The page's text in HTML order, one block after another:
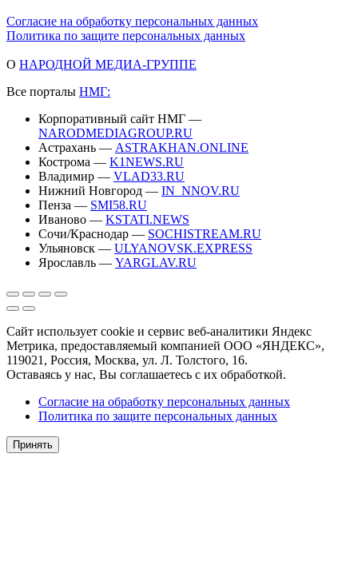
Согласие на обработку персональных данных
Политика по защите персональных данных
О НАРОДНОЙ МЕДИА-ГРУППЕ
Все порталы НМГ:
Корпоративный сайт НМГ —
NARODMEDIAGROUP.RU
Астрахань — ASTRAKHAN.ONLINE
Кострома — K1NEWS.RU
Владимир — VLAD33.RU
Нижний Новгород — IN_NNOV.RU
Пенза — SMI58.RU
Иваново — KSTATI.NEWS
Сочи/Краснодар — SOCHISTREAM.RU
Ульяновск — ULYANOVSK.EXPRESS
Ярославль — YARGLAV.RU
Сайт использует cookie и сервис веб-аналитики Яндекс
Метрика, предоставляемый компанией ООО «ЯНДЕКС»,
119021, Россия, Москва, ул. Л. Толстого, 16.
Оставаясь у нас, Вы соглашаетесь с их обработкой.
Согласие на обработку персональных данных
Политика по защите персональных данных
Принять